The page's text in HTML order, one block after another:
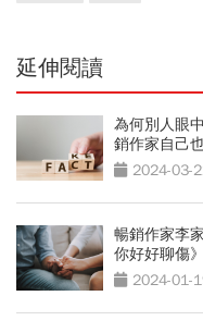
延伸閱讀
為何別人眼
銷作家自己
2024-03-
暢銷作家李
你好好聊傷
2024-01-